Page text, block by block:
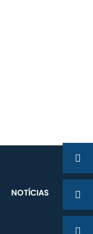
NOTÍCIAS